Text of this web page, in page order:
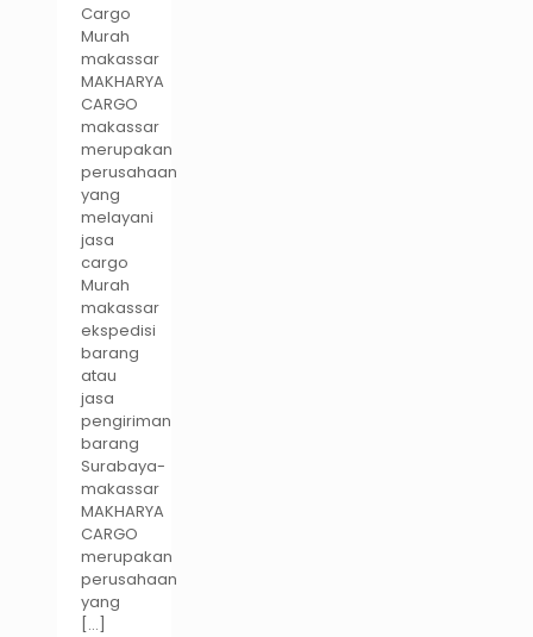
Cargo
Murah
makassar
MAKHARYA
CARGO
makassar
merupakan
perusahaan
yang
melayani
jasa
cargo
Murah
makassar
ekspedisi
barang
atau
jasa
pengiriman
barang
Surabaya-
makassar
MAKHARYA
CARGO
merupakan
perusahaan
yang
[…]